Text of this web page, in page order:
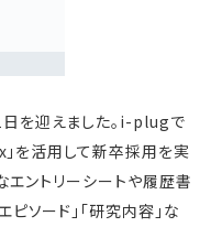
を迎えました。i-plugで
を活用して新卒採用を実
ントリーシートや履歴書
ピソード」「研究内容」な